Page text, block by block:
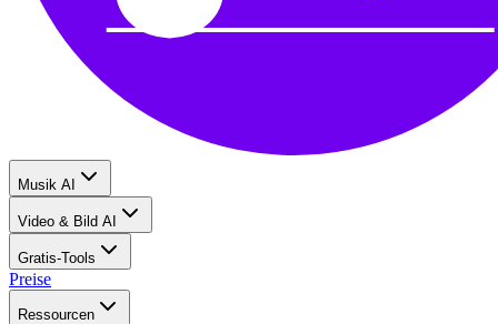
Musik AI
Video & Bild AI
Gratis-Tools
Preise
Ressourcen